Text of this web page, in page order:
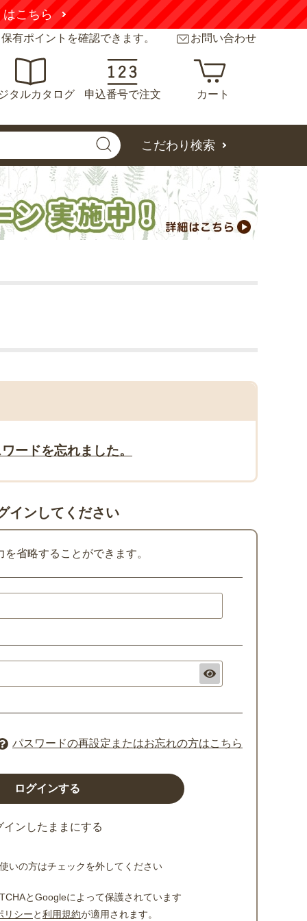
はこちら
有ポイントを確認できます。 お問い合わせ
タルカタログ 申込番号で注文 カート
こだわり検索
ードを忘れました。
インしてください
省略することができます。
パスワードの再設定またはお忘れの方はこちら
インしたままにする
いの方はチェックを外してください
とGoogleによって保護されています
リシーと利用規約が適用されます。